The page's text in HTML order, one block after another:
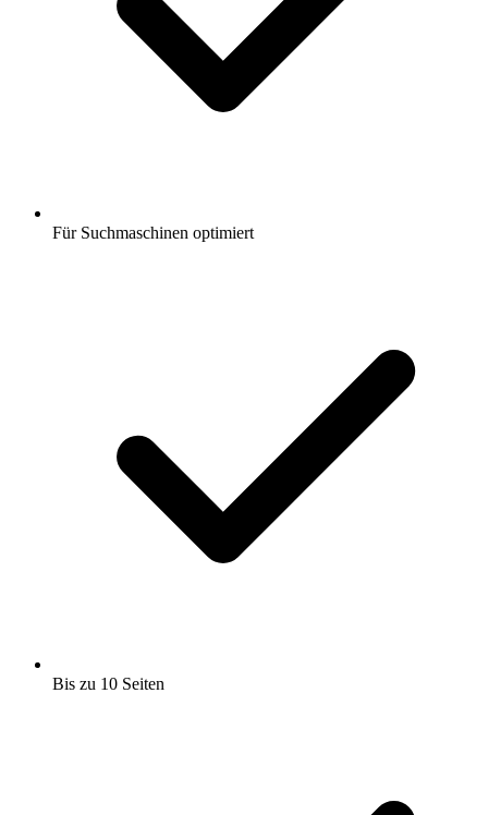
Für Suchmaschinen optimiert
Bis zu 10 Seiten